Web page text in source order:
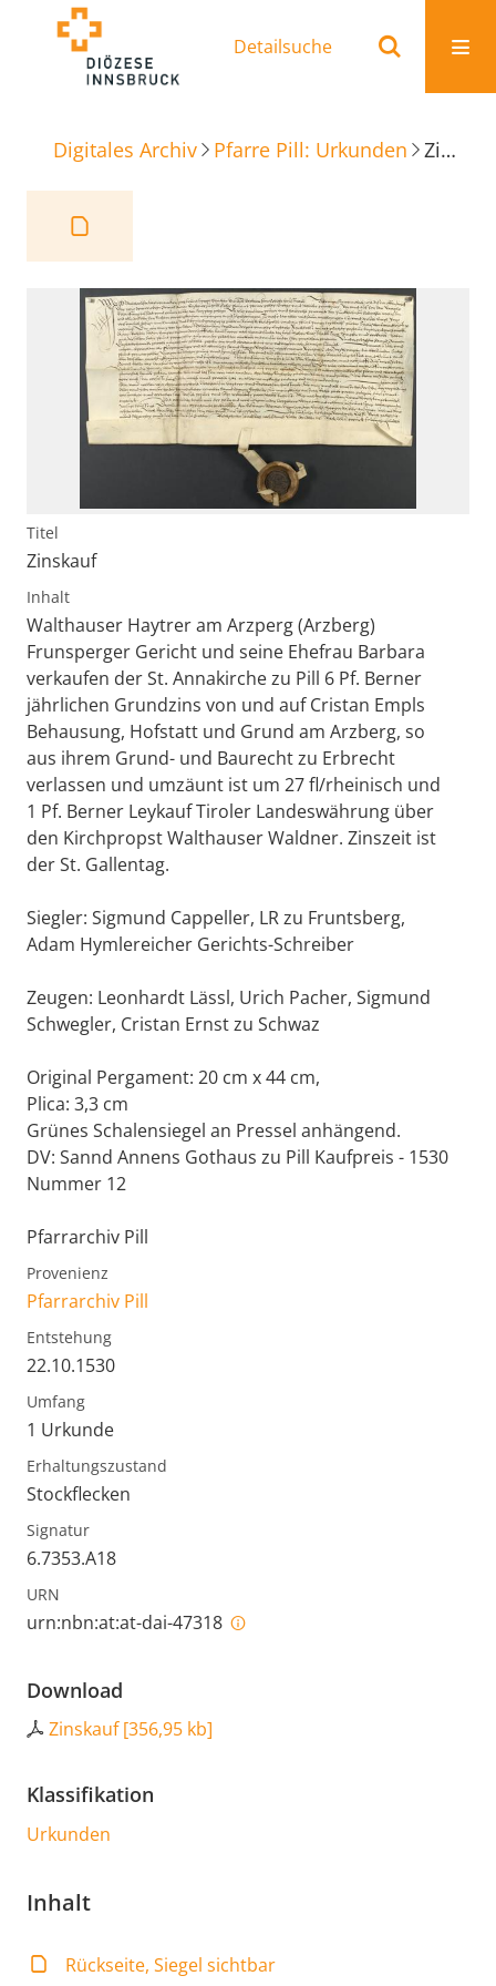
Detailsuche
Digitales Archiv Pfarre Pill: Urkunden Zinskauf
Titel
Zinskauf
Inhalt
Walthauser Haytrer am Arzperg (Arzberg)
Frunsperger Gericht und seine Ehefrau Barbara
verkaufen der St. Annakirche zu Pill 6 Pf. Berner
jährlichen Grundzins von und auf Cristan Empls
Behausung, Hofstatt und Grund am Arzberg, so
aus ihrem Grund- und Baurecht zu Erbrecht
verlassen und umzäunt ist um 27 fl/rheinisch und
1 Pf. Berner Leykauf Tiroler Landeswährung über
den Kirchpropst Walthauser Waldner. Zinszeit ist
der St. Gallentag.
Siegler: Sigmund Cappeller, LR zu Fruntsberg,
Adam Hymlereicher Gerichts-Schreiber
Zeugen: Leonhardt Lässl, Urich Pacher, Sigmund
Schwegler, Cristan Ernst zu Schwaz
Original Pergament: 20 cm x 44 cm,
Plica: 3,3 cm
Grünes Schalensiegel an Pressel anhängend.
DV: Sannd Annens Gothaus zu Pill Kaufpreis - 1530
Nummer 12
Pfarrarchiv Pill
Provenienz
Pfarrarchiv Pill
Entstehung
22.10.1530
Umfang
1 Urkunde
Erhaltungszustand
Stockflecken
Signatur
6.7353.A18
URN
urn:nbn:at:at-dai-47318
Download
Zinskauf[356,95 kb]
Klassifikation
Urkunden
Inhalt
Rückseite, Siegel sichtbar